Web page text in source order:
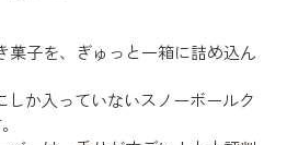
菓子を、ぎゅっと一箱に詰め込ん
しか入っていないスノーボールク